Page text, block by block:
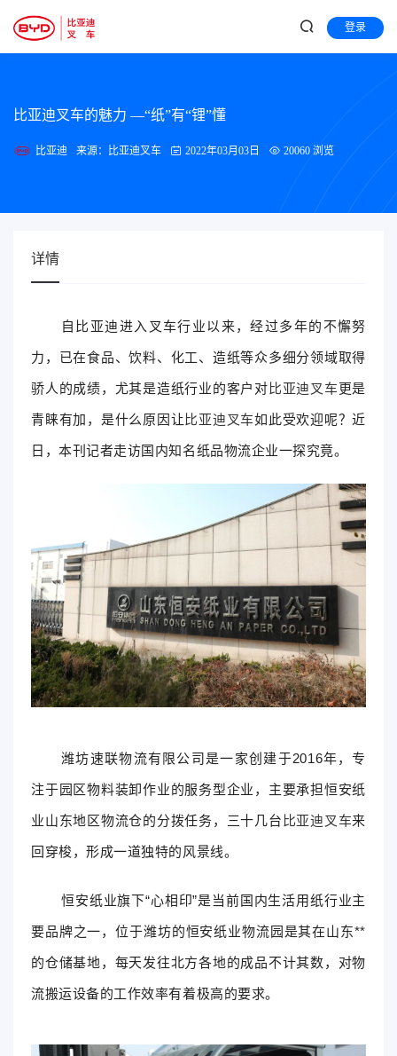
登录
比亚迪叉车的魅力 —“纸”有“锂”懂
比亚迪 来源：比亚迪叉车 2022年03月03日 20060 浏览
详情
自比亚迪进入叉车行业以来，经过多年的不懈努
力，已在食品、饮料、化工、造纸等众多细分领域取得
骄人的成绩，尤其是造纸行业的客户对 比亚迪叉车更是
青睐有加，是什么原因让 比亚迪叉车如此受欢迎呢？近
日，本刊记者走访国内知名纸品物流企业一探究竟。
潍坊速联物流有限公司是一家创建于2016年，专
注于园区物料装卸作业的服务型企业，主要承担恒安纸
业山东地区物流仓的分拨任务，三十几台 比亚迪叉车来
回穿梭，形成一道独特的风景线。
恒安纸业旗下“心相印”是当前国内生活用纸行业主
要品牌之一，位于潍坊的恒安纸业物流园是其在山东**
的仓储基地，每天发往北方各地的成品不计其数，对物
流搬运设备的工作效率有着极高的要求。